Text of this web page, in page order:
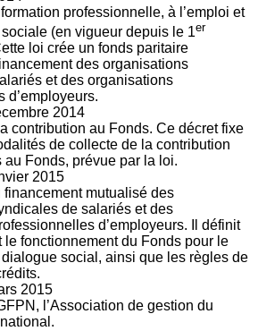
professionnelle, à l’emploi et
(en vigueur depuis le 1er
loi crée un fonds paritaire
des organisations
et des organisations
d’employeurs.
2014
contribution au Fonds. Ce décret fixe
de collecte de la contribution
au Fonds, prévue par la loi.
2015
financement mutualisé des
de salariés et des
d’employeurs. Il définit
le fonctionnement du Fonds pour le
social, ainsi que les règles de
2015
l’Association de gestion du